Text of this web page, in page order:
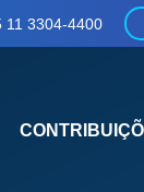
11 3304-4400